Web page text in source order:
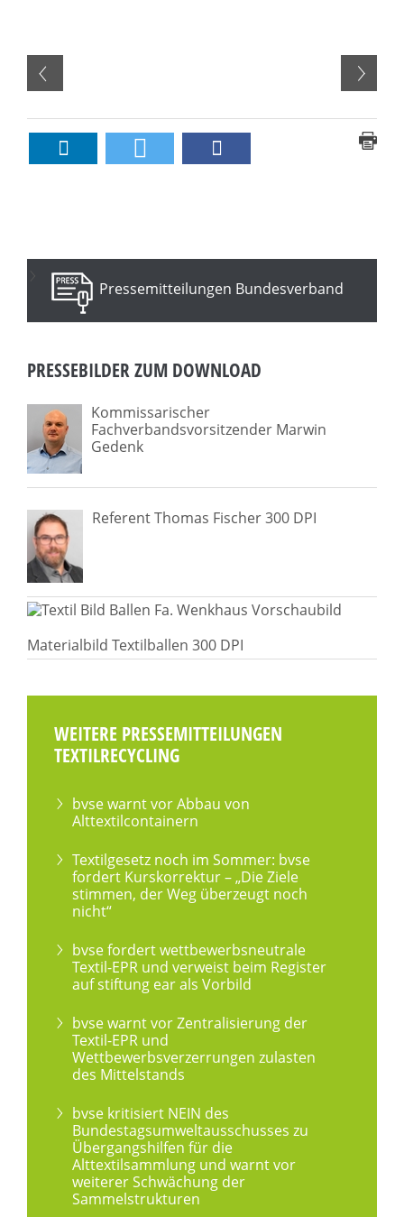
Pressemitteilungen Bundesverband
PRESSEBILDER ZUM DOWNLOAD
Kommissarischer
Fachverbandsvorsitzender Marwin
Gedenk
Referent Thomas Fischer 300 DPI
Materialbild Textilballen 300 DPI
WEITERE PRESSEMITTEILUNGEN
TEXTILRECYCLING
bvse warnt vor Abbau von
Alttextilcontainern
Textilgesetz noch im Sommer: bvse
fordert Kurskorrektur – „Die Ziele
stimmen, der Weg überzeugt noch
nicht“
bvse fordert wettbewerbsneutrale
Textil-EPR und verweist beim Register
auf stiftung ear als Vorbild
bvse warnt vor Zentralisierung der
Textil-EPR und
Wettbewerbsverzerrungen zulasten
des Mittelstands
bvse kritisiert NEIN des
Bundestagsumweltausschusses zu
Übergangshilfen für die
Alttextilsammlung und warnt vor
weiterer Schwächung der
Sammelstrukturen